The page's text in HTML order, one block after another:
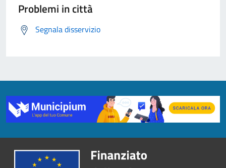
Problemi in città
Segnala disservizio